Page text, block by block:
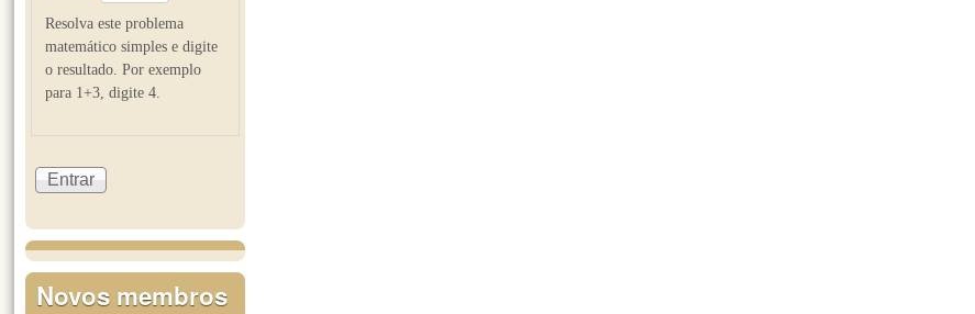
Resolva este problema
matemático simples e digite
o resultado. Por exemplo
para 1+3, digite 4.
Novos membros